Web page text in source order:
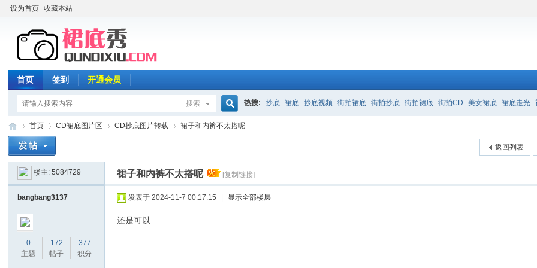
设为首页 收藏本站
首页 签到 开通会员
搜索
搜
索
热搜: 抄底 裙底 抄底视频 街拍裙底 街拍抄底 街拍裙底 街拍CD 美女裙底 裙底走光
»
首页
›
CD裙底图片区 CD抄底图片转载
›
裙子和内裤不太搭呢
返回列表
楼主:5084729 裙子和内裤不太搭呢 [复制链接]
bangbang3137
0
主题
172
帖子
377
积分
发表于 2024-11-7 00:17:15 显示全部楼层
还是可以